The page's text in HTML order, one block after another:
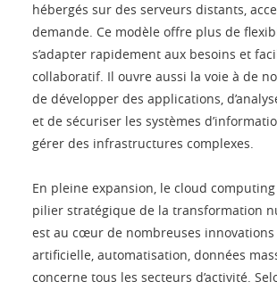
hébergés sur des serveurs distants,
demande. Ce modèle offre plus de
s’adapter rapidement aux besoins et
collaboratif. Il ouvre aussi la voie à de
de développer des applications,
et de sécuriser les systèmes
gérer des infrastructures complexes.
En pleine expansion, le cloud
pilier stratégique de la transformation
est au cœur de nombreuses
artificielle, automatisation, données
concerne tous les secteurs d’activité.